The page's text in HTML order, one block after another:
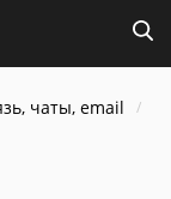
чаты, email